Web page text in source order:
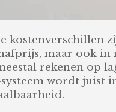
kostenverschillen
maar ook
rekenen op
wordt juist